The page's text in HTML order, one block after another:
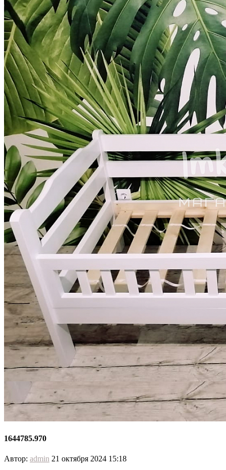
1644785.970
Автор: admin 21 октября 2024 15:18